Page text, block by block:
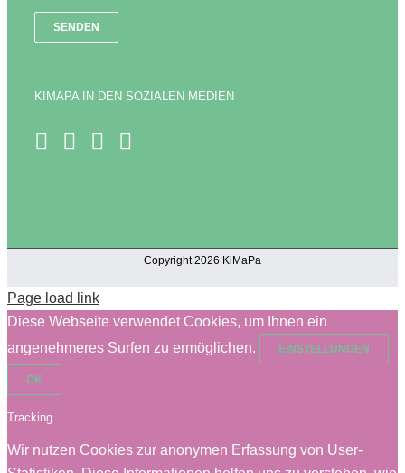
KIMAPA IN DEN SOZIALEN MEDIEN
Copyright 2026 KiMaPa
Page load link
Diese Webseite verwendet Cookies, um Ihnen ein
angenehmeres Surfen zu ermöglichen.
EINSTELLUNGEN
OK
Tracking
Wir nutzen Cookies zur anonymen Erfassung von User-